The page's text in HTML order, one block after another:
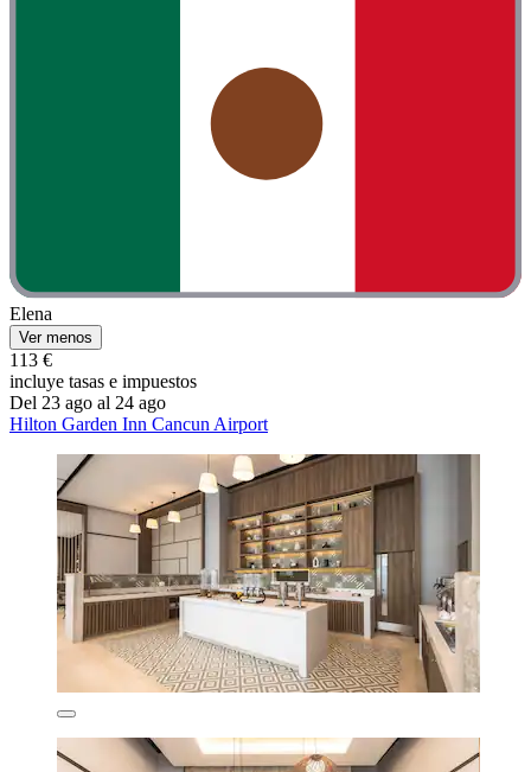
Elena
Ver menos
113 €
incluye tasas e impuestos
Del 23 ago al 24 ago
Hilton Garden Inn Cancun Airport